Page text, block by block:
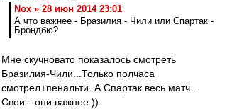
Nox » 28 июн 2014 23:01
А что важнее - Бразилия - Чили или Спартак -
Брондбю?
Мне скучновато показалось смотреть
Бразилия-Чили...Только полчаса
смотрел+пенальти..А Спартак весь матч..
Свои-- они важнее.))